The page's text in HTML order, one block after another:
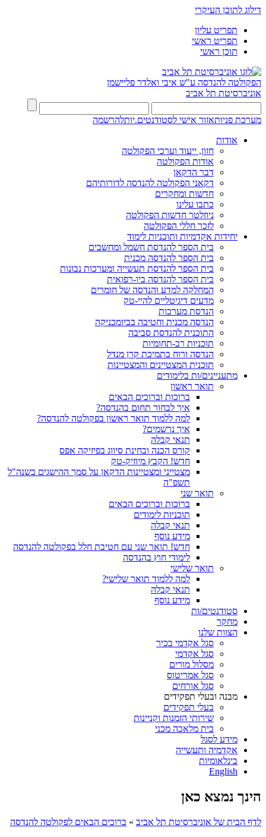
דילוג לתוכן העיקרי
תפריט עליון
תפריט ראשי
תוכן ראשי
הפקולטה להנדסה ע"ש איבי ואלדר פליישמן
אוניברסיטת תל אביב
מערכת פניותאזור אישי לסטודנטים.יותלהרשמה
אודות
חזון, ייעוד וערכי הפקולטה
אודות הפקולטה
דבר הדקאן
דקאני הפקולטה להנדסה לדורותיהם
חדשות ומחקרים
כתבו עלינו
ניוזלטר חדשות הפקולטה
לזכר חללי הפקולטה
יחידות אקדמיות ותוכניות לימוד
בית הספר להנדסת חשמל ומחשבים
בית הספר להנדסה מכנית
בית הספר להנדסת תעשייה ומערכות נבונות
בית הספר להנדסה ביו-רפואית
המחלקה למדע והנדסה של חומרים
מדעים דיגיטליים להיי-טק
הנדסת מערכות
הנדסה מכנית וחטיבה בביומכניקה
התוכנית להנדסת סביבה
תוכניות רב-תחומיות
הנדסה ורוח בתמיכת קרן מנדל
תוכנית המצטיינים והמצטיינות
מתעניינים/ות בלימודים
תואר ראשון
ברוכות וברוכים הבאים
איך לבחור תחום בהנדסה?
למה ללמוד תואר ראשון בפקולטה להנדסה?
איך נרשמים?
תנאי קבלה
קורס הכנה ובחינת סיווג בפיזיקה אפס
חדש! הקבץ מיוזיק-טק
מצטייני ומצטיינות הדקאן על סמך ההישגים בשנה"ל
תשפ"ה
תואר שני
ברוכות וברוכים הבאים
תוכניות לימודים
תנאי קבלה
מידע נוסף
חדש! תואר שני עם חטיבת חלל בפקולטה להנדסה
לימודי חוץ בהנדסה
תואר שלישי
למה ללמוד תואר שלישי?
תנאי קבלה
מידע נוסף
סטודנטים/ות
מחקר
הצוות שלנו
סגל אקדמי בכיר
סגל אקדמי
מסלול מורים
סגל אמריטוס
סגל אורחים
מבנה ובעלי תפקידים
בעלי תפקידים
שירותי הזמנות וקניינות
בית מלאכה מכני
מידע לסגל
אקדמיה ותעשייה
בינלאומיות
English
הינך נמצא כאן
לדף הבית של אוניברסיטת תל אביב » ברוכים הבאים לפקולטה להנדסה